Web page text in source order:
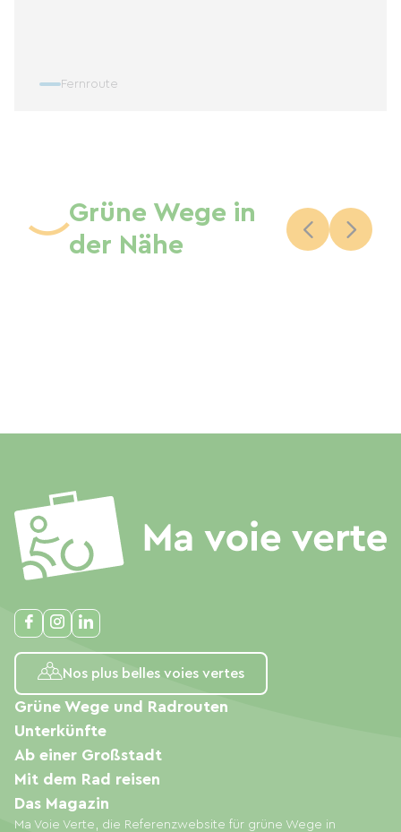
Fernroute
Grüne Wege in
der Nähe
Nos plus belles voies vertes
Ma Voie Verte, die Referenzwebsite für grüne Wege in
Grüne Wege und Radrouten
Unterkünfte
Ab einer Großstadt
Mit dem Rad reisen
Das Magazin